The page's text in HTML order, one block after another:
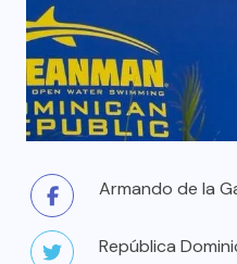
Armando de la
República